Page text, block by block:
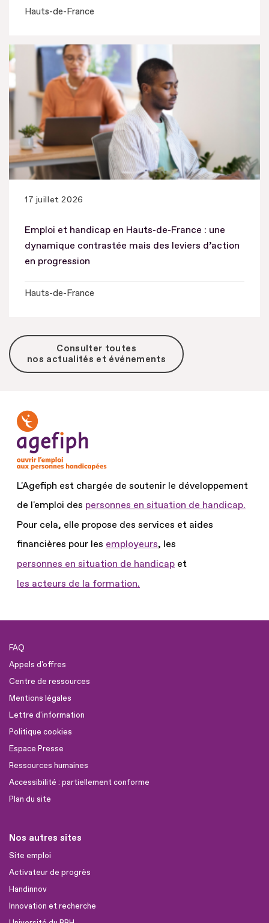
Hauts-de-France
17 juillet 2026
Emploi et handicap en Hauts-de-France : une
dynamique contrastée mais des leviers d’action
en progression
Hauts-de-France
Consulter toutes
nos actualités et événements
L'Agefiph est chargée de soutenir le développement
de l'emploi des personnes en situation de handicap.
Pour cela, elle propose des services et aides
financières pour les employeurs, les
personnes en situation de handicap et
les acteurs de la formation.
FAQ
Appels d'offres
Centre de ressources
Mentions légales
Lettre d'information
Politique cookies
Espace Presse
Ressources humaines
Accessibilité : partiellement conforme
Plan du site
Nos autres sites
Site emploi
Activateur de progrès
Handinnov
Innovation et recherche